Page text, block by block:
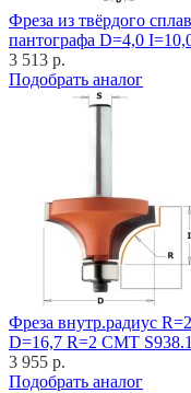
Фреза из твёрдого
пантографа D=4,0
3 513 р.
Подобрать аналог
Фреза внутр.радиус
D=16,7 R=2 CMT
3 955 р.
Подобрать аналог